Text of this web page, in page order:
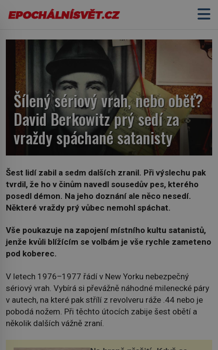
Šílený sériový vrah, nebo oběť?
David Berkowitz prý sedí za
vraždy spáchané satanisty
Šest lidí zabil a sedm dalších zranil. Při výslechu pak
tvrdil, že ho v činům navedl sousedův pes, kterého
posedl démon. Na jeho doznání ale něco nesedí.
Některé vraždy prý vůbec nemohl spáchat.
Vše poukazuje na zapojení místního kultu satanistů,
jenže kvůli blížícím se volbám je vše rychle zameteno
pod koberec.
V letech 1976–1977 řádí v New Yorku nebezpečný
sériový vrah. Vybírá si převážně náhodné milenecké páry
v autech, na které pak střílí z revolveru ráže .44 nebo je
pobodá nožem. Při těchto útocích zabije šest obětí a
několik dalších vážně zraní.